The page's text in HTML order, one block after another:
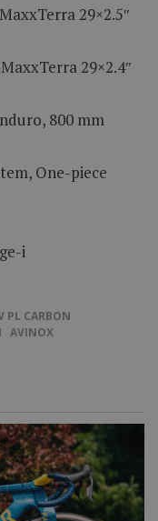
29×2.5″
29×2.4″
800 mm
One-piece
i
PL CARBON
AVINOX